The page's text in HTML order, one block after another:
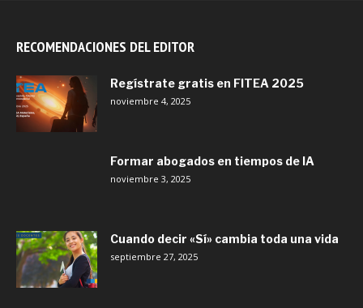
RECOMENDACIONES DEL EDITOR
Regístrate gratis en FITEA 2025
noviembre 4, 2025
Formar abogados en tiempos de IA
noviembre 3, 2025
Cuando decir «Sí» cambia toda una vida
septiembre 27, 2025